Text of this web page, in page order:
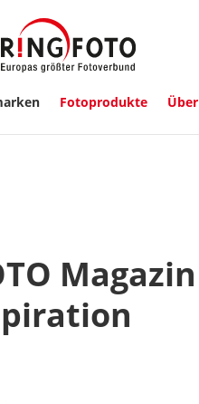
Fotoprodukte